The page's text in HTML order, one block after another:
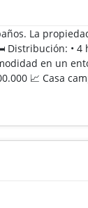
La
• 4
en un
📈 Casa